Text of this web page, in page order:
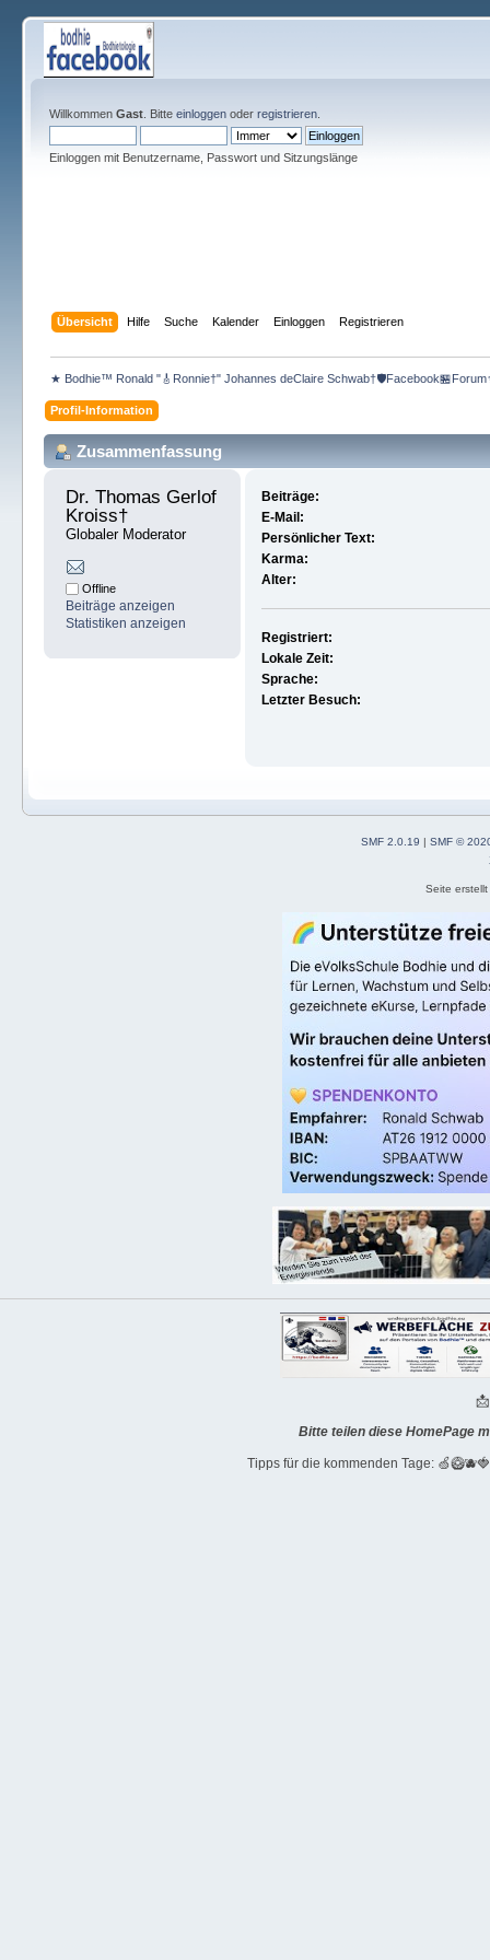
Willkommen Gast. Bitte einloggenoder registrieren.
Einloggen mit Benutzername, Passwort und Sitzungslänge
Übersicht Hilfe Suche Kalender Einloggen Registrieren
★ Bodhie™ Ronald "🎸Ronnie†" Johannes deClaire
Profil-Information
Zusammenfassung
Dr. Thomas Gerlof
Kroiss†
Globaler Moderator
Offline
Beiträge anzeigen
Statistiken anzeigen
Beiträge:
E-Mail:
Persönlicher Text:
Karma:
Alter:
Registriert:
Lokale Zeit:
Sprache:
Letzter Besuch:
SMF 2.0.19 |SMF ©
Seite
Bitte teilen diese HomePage
Tipps für die kommenden Tage: